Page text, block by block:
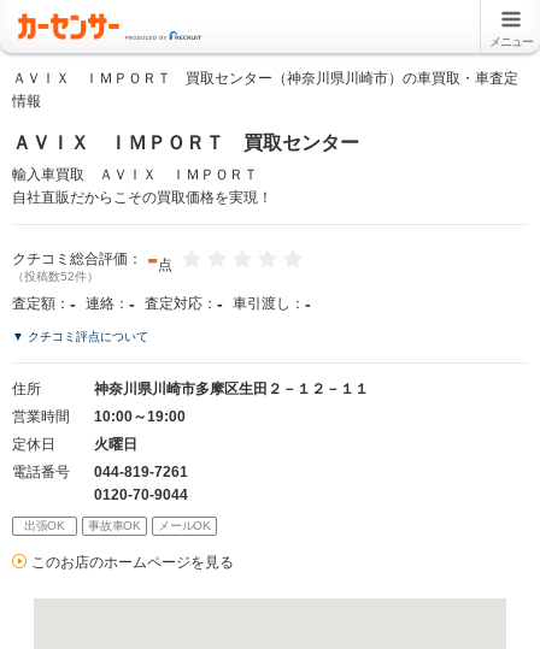
メニュー
ＡＶＩＸ ＩＭＰＯＲＴ 買取センター（神奈川県川崎市）の車買取・車査定
情報
ＡＶＩＸ ＩＭＰＯＲＴ 買取センター
輸入車買取 ＡＶＩＸ ＩＭＰＯＲＴ
自社直販だからこその買取価格を実現！
クチコミ総合評価： -点
（投稿数52件）
査定額： - 連絡： - 査定対応： - 車引渡し： -
▼ クチコミ評点について
住所
神奈川県川崎市多摩区生田２－１２－１１
営業時間
10:00～19:00
定休日
火曜日
電話番号
044-819-7261
0120-70-9044
出張OK 事故車OK メールOK
このお店のホームページを見る